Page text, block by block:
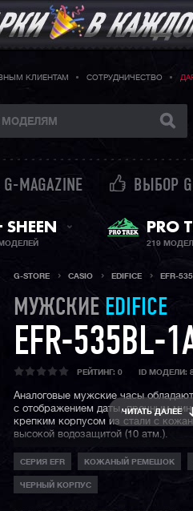
КЛИЕНТАМ СОТРУДНИЧЕСТВО
MAGAZINE ВЫБОР
SHEEN
PRO
219
G-STORE CASIO EDIFICE EFR-
МУЖСКИЕ EDIFICE
EFR-535BL-
РЕЙТИНГ: 0 ID МОДЕЛИ:
Аналоговые мужские часы
с отображением даты, прочным
крепким корпусом из стали с
высокой водозащитой (10 атм.).
ЧИТАТЬ ДАЛЕЕ
СЕРИЯ EFR КОЖАНЫЙ РЕМЕШОК
ЧЕРНЫЙ КОРПУС